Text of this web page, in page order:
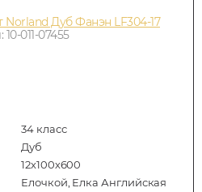
Norland Дуб Фанэн LF304-17
011-07455
34 класс
Дуб
12х100х600
Елочкой, Елка Английская